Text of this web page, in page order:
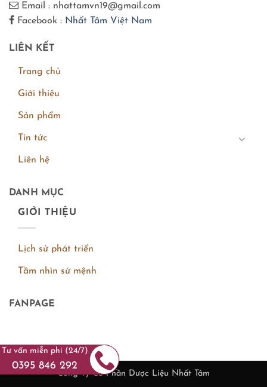
Email : nhattamvn19@gmail.com
Facebook : Nhất Tâm Việt Nam
LIÊN KẾT
Trang chủ
Giới thiệu
Sản phẩm
Tin tức
Liên hệ
DANH MỤC
GIỚI THIỆU
Lịch sử phát triển
Tầm nhìn sứ mệnh
FANPAGE
Công Ty Cổ Phần Dược Liệu Nhất Tâm
Tư vấn miễn phí (24/7)
0395 846 292